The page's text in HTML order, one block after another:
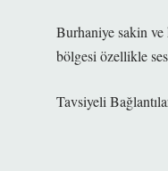
Burhaniye sakin ve
bölgesi özellikle
Tavsiyeli